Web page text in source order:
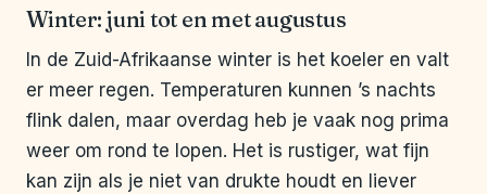
Winter: juni tot en met augustus
In de Zuid-Afrikaanse winter is het koeler en valt
er meer regen. Temperaturen kunnen ’s nachts
flink dalen, maar overdag heb je vaak nog prima
weer om rond te lopen. Het is rustiger, wat fijn
kan zijn als je niet van drukte houdt en liever